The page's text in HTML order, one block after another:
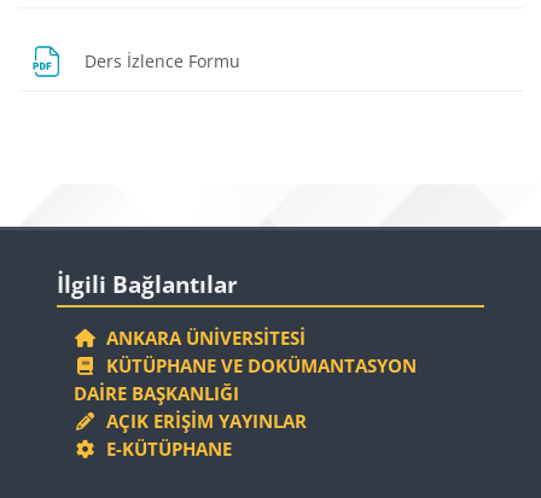
Ders İzlence Formu
Bloklar
İlgili Bağlantılar
ANKARA ÜNIVERSITESI
KÜTÜPHANE VE DOKÜMANTASYON
DAIRE BAŞKANLIĞI
AÇIK ERIŞIM YAYINLAR
E-KÜTÜPHANE